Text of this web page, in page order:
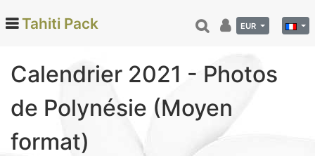
Monoi de Tahiti (66)
Tamanu (12)
Tahiti Pack EUR
Calendrier 2021 - Photos
de Polynésie (Moyen
format)